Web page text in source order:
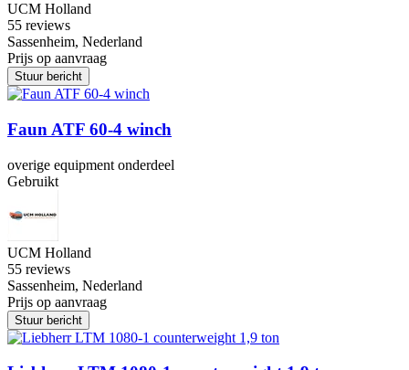
UCM Holland
55 reviews
Sassenheim, Nederland
Prijs op aanvraag
Stuur bericht
Faun ATF 60-4 winch
overige equipment onderdeel
Gebruikt
UCM Holland
55 reviews
Sassenheim, Nederland
Prijs op aanvraag
Stuur bericht